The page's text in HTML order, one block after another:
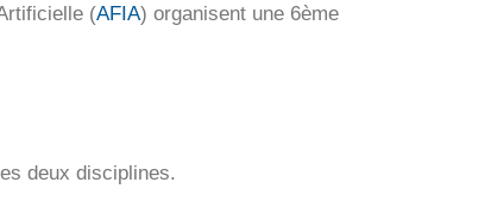
(AFIA) organisent une 6ème
deux disciplines.